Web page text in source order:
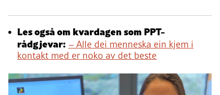
Les også om kvardagen som PPT-
rådgjevar: – Alle dei menneska ein kjem i
kontakt med er noko av det beste